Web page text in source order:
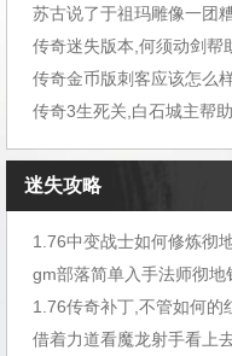
苏古说了于祖玛雕像一团
传奇金币版刺客应该怎么
传奇3生死关,白石城主帮
迷失攻略
1.76中变战士如何修炼彻
gm部落简单入手法师彻地
1.76传奇补丁,不管如何的
借着力道看魔龙射手看上